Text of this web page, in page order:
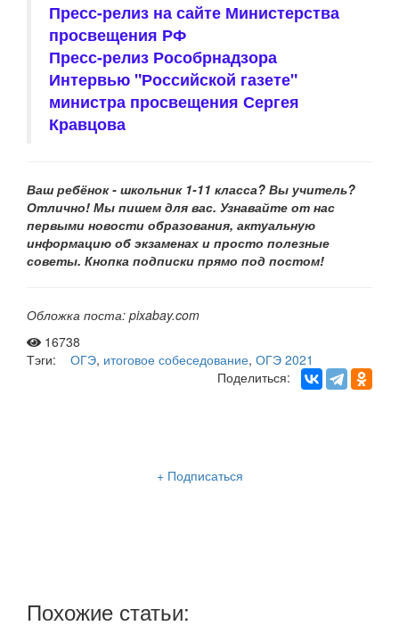
Пресс-релиз на сайте Министерства
просвещения РФ
Пресс-релиз Рособрнадзора
Интервью "Российской газете"
министра просвещения Сергея
Кравцова
Ваш ребёнок - школьник 1-11 класса? Вы учитель?
Отлично! Мы пишем для вас. Узнавайте от нас
первыми новости образования, актуальную
информацию об экзаменах и просто полезные
советы. Кнопка подписки прямо под постом!
Обложка поста: pixabay.com
16738
Тэги:
ОГЭ, итоговое собеседование, ОГЭ 2021
Поделиться:
+ Подписаться
Похожие статьи: